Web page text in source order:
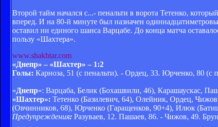
Второй тайм начался с...- пенальти в ворота Тетенко,
вперед. И на 80-й минуте был назначен
оставил ни единого шанса Варцабе. До конца матча
пользу «Шахтера».
www.shakhtar.com
«Днепр» – «Шахтер» – 1:2
Голы: Карноза, 51 (с пенальти). - Ордец, 33. Юрченко, 80 (с
«Днепр»: Варцаба, Белик (Бохашвили, 46), Карашаускас,
«Шахтер»: Тетенко (Базилевич, 64), Олейник, Ордец,
(Овчинников, 68), Юрченко (Гаращенков, 90+4), Илюк
Предупреждения: Разуваев, 12. Пашаев, 86. - Чижов, 49.